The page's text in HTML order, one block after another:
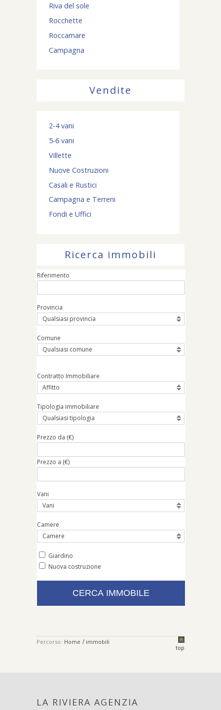
Riva del sole
Rocchette
Roccamare
Campagna
Vendite
2-4 vani
5-6 vani
Villette
Nuove Costruzioni
Casali e Rustici
Campagna e Terreni
Fondi e Uffici
Ricerca immobili
Riferimento
Provincia
Qualsiasi provincia
Comune
Qualsiasi comune
Contratto Immobiliare
Affitto
Tipologia immobiliare
Qualsiasi tipologia
Prezzo da (€)
Prezzo a (€)
Vani
Vani
Camere
Camere
Giardino
Nuova costruzione
Percorso: Home / immobili
top
LA RIVIERA AGENZIA